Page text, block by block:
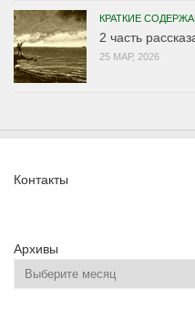
КРАТКИЕ
2 часть
25 МАР, 2026
Контакты
Архивы